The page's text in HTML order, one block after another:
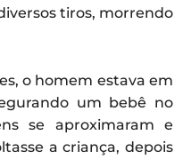
tiros, morrendo
o homem estava em
um bebê no
se aproximaram e
a criança, depois